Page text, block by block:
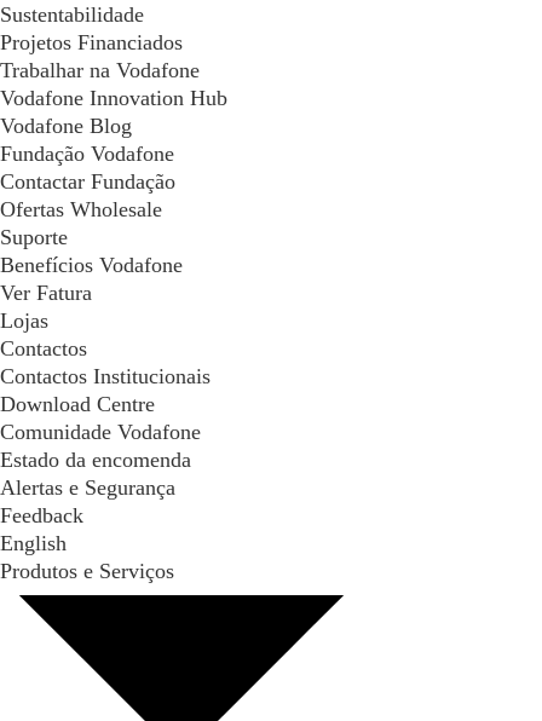
Sustentabilidade
Projetos Financiados
Trabalhar na Vodafone
Vodafone Innovation Hub
Vodafone Blog
Fundação Vodafone
Contactar Fundação
Ofertas Wholesale
Suporte
Benefícios Vodafone
Ver Fatura
Lojas
Contactos
Contactos Institucionais
Download Centre
Comunidade Vodafone
Estado da encomenda
Alertas e Segurança
Feedback
English
Produtos e Serviços